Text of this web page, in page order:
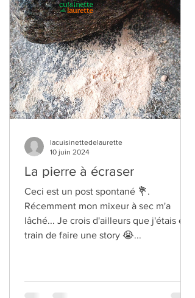
La pierre à écraser
Ceci est un post spontané 💐.
Récemment mon mixeur à sec m'a
lâché... Je crois d'ailleurs que j'étais en
train de faire une story 😭...
lacuisinettedelaurette
10 juin 2024